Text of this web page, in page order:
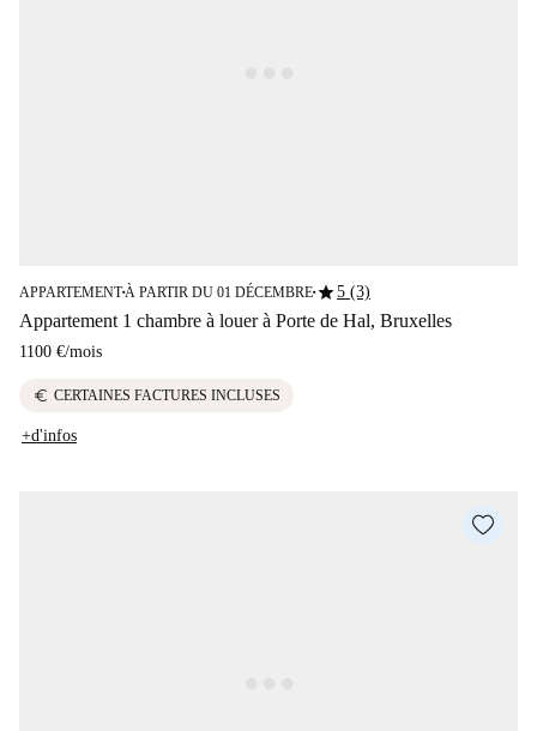
APPARTEMENT■À PARTIR DU 01 DÉCEMBRE■star5 (3)
Appartement 1 chambre à louer à Porte de Hal, Bruxelles
1100 €/mois
euro CERTAINES FACTURES INCLUSES
+d'infos